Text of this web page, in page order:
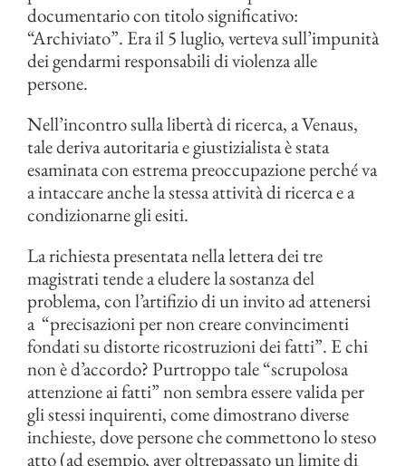
documentario con titolo significativo:
“Archiviato”. Era il 5 luglio, verteva sull’impunità
dei gendarmi responsabili di violenza alle
persone.
Nell’incontro sulla libertà di ricerca, a Venaus,
tale deriva autoritaria e giustizialista è stata
esaminata con estrema preoccupazione perché va
a intaccare anche la stessa attività di ricerca e a
condizionarne gli esiti.
La richiesta presentata nella lettera dei tre
magistrati tende a eludere la sostanza del
problema, con l’artifizio di un invito ad attenersi
a “precisazioni per non creare convincimenti
fondati su distorte ricostruzioni dei fatti”. E chi
non è d’accordo? Purtroppo tale “scrupolosa
attenzione ai fatti” non sembra essere valida per
gli stessi inquirenti, come dimostrano diverse
inchieste, dove persone che commettono lo steso
atto (ad esempio, aver oltrepassato un limite di